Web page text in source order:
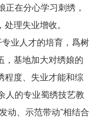
在分心学习刺绣，
理失业增收。
业人才的培育，爲树
，基地加大对绣娘的
程度、失业才能和综
人的专业蜀绣技艺教
动、示范带动”相结合